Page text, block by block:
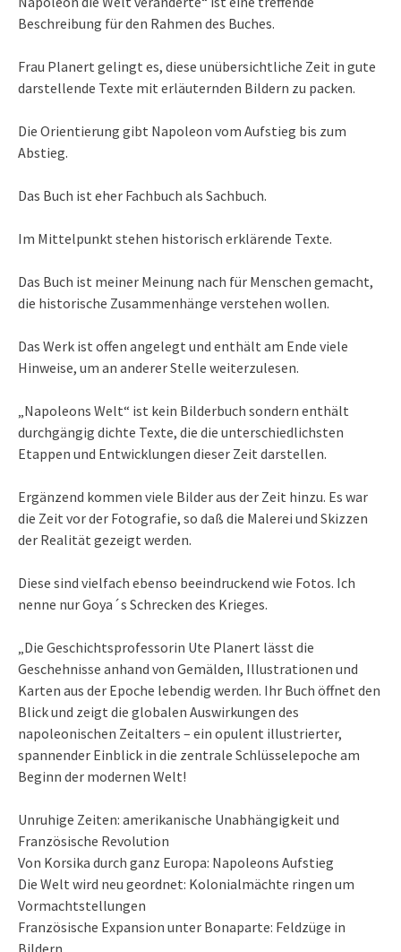
Beschreibung für den Rahmen des Buches.
Frau Planert gelingt es, diese unübersichtliche Zeit in gute
darstellende Texte mit erläuternden Bildern zu packen.
Die Orientierung gibt Napoleon vom Aufstieg bis zum
Abstieg.
Das Buch ist eher Fachbuch als Sachbuch.
Im Mittelpunkt stehen historisch erklärende Texte.
Das Buch ist meiner Meinung nach für Menschen gemacht,
die historische Zusammenhänge verstehen wollen.
Das Werk ist offen angelegt und enthält am Ende viele
Hinweise, um an anderer Stelle weiterzulesen.
„Napoleons Welt“ ist kein Bilderbuch sondern enthält
durchgängig dichte Texte, die die unterschiedlichsten
Etappen und Entwicklungen dieser Zeit darstellen.
Ergänzend kommen viele Bilder aus der Zeit hinzu. Es war
die Zeit vor der Fotografie, so daß die Malerei und Skizzen
der Realität gezeigt werden.
Diese sind vielfach ebenso beeindruckend wie Fotos. Ich
nenne nur Goya´s Schrecken des Krieges.
„Die Geschichtsprofessorin Ute Planert lässt die
Geschehnisse anhand von Gemälden, Illustrationen und
Karten aus der Epoche lebendig werden. Ihr Buch öffnet den
Blick und zeigt die globalen Auswirkungen des
napoleonischen Zeitalters – ein opulent illustrierter,
spannender Einblick in die zentrale Schlüsselepoche am
Beginn der modernen Welt!
Unruhige Zeiten: amerikanische Unabhängigkeit und
Französische Revolution
Von Korsika durch ganz Europa: Napoleons Aufstieg
Die Welt wird neu geordnet: Kolonialmächte ringen um
Vormachtstellungen
Französische Expansion unter Bonaparte: Feldzüge in
Bildern